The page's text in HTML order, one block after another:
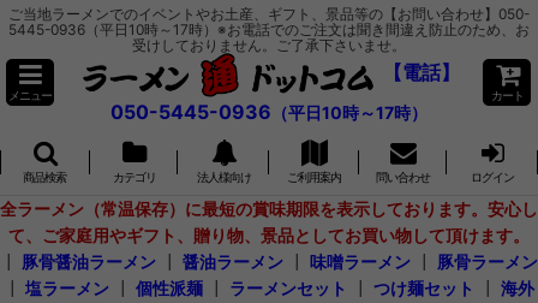
ご当地ラーメンでのイベントやお土産、ギフト、景品等の【お問い合わせ】050-
5445-0936（平日10時～17時）※お電話でのご注文は聞き間違え防止のため、お
受けしておりません。ご了承下さいませ。
メニュー
【電話】
050-5445-0936 （平日10時～17時）
カート
商品検索 カテゴリ 法人様向け ご利用案内 問い合わせ ログイン
全ラーメン（常温保存）に最短の賞味期限を表示しております。安心し
て、ご家庭用やギフト、贈り物、景品としてお買い物して頂けます。
豚骨醤油ラーメン 醤油ラーメン 味噌ラーメン
豚骨ラーメン
塩ラーメン 個性派麺 ラーメンセット つけ麺セット
海外